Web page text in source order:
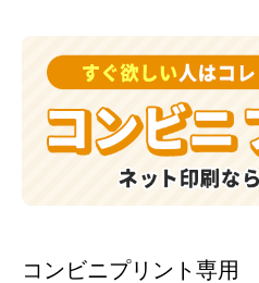
コンビニプリント専用